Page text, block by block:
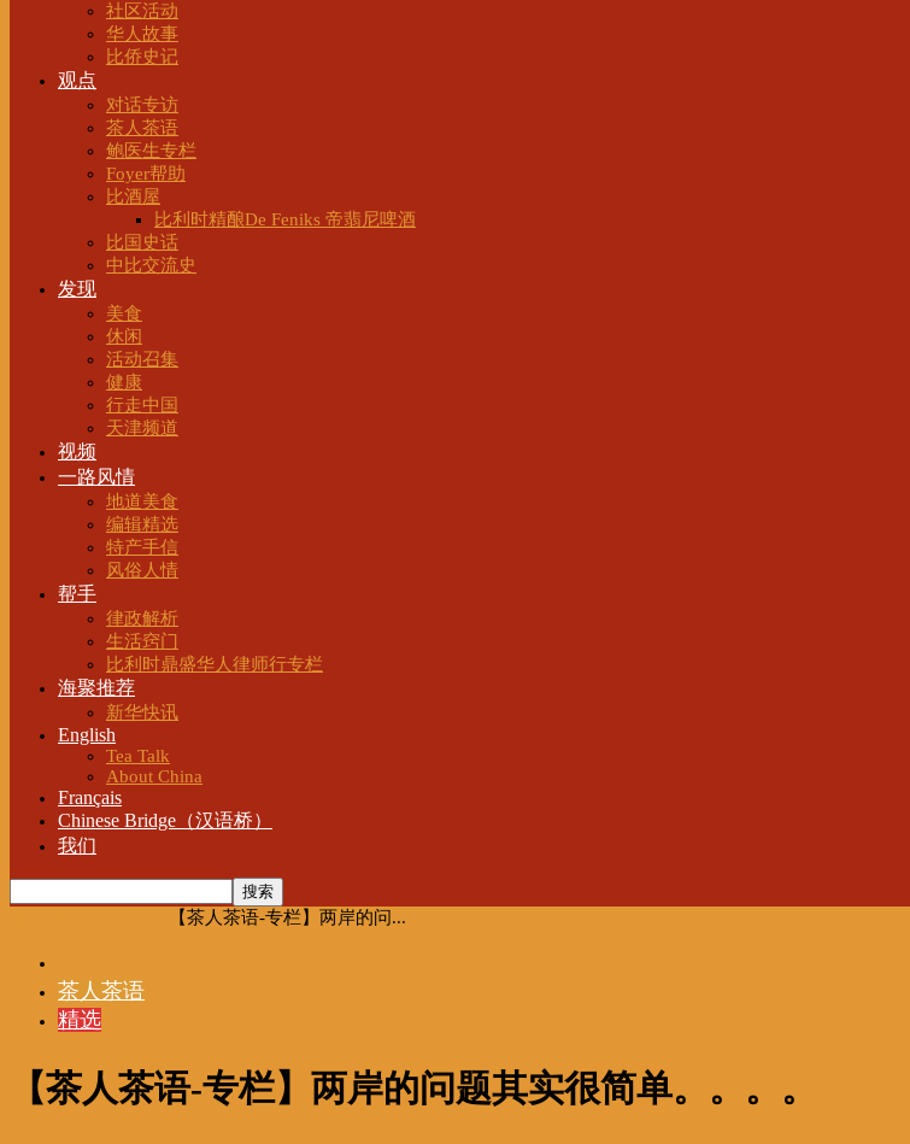
社区活动
华人故事
比侨史记
观点
对话专访
茶人茶语
鲍医生专栏
Foyer帮助
比酒屋
比利时精酿De Feniks 帝翡尼啤酒
比国史话
中比交流史
发现
美食
休闲
活动召集
健康
行走中国
天津频道
视频
一路风情
地道美食
编辑精选
特产手信
风俗人情
帮手
律政解析
生活窍门
比利时鼎盛华人律师行专栏
海聚推荐
新华快讯
English
Tea Talk
About China
Français
Chinese Bridge（汉语桥）
我们
【茶人茶语-专栏】两岸的问...
茶人茶语
精选
【茶人茶语-专栏】两岸的问题其实很简单。。。。